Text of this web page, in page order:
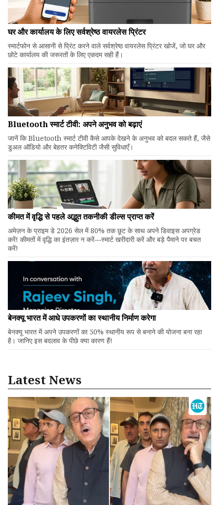
घर और कार्यालय के लिए सर्वश्रेष्ठ वायरलेस प्रिंटर
स्मार्टफोन से आसानी से प्रिंट करने वाले सर्वश्रेष्ठ वायरलेस प्रिंटर खोजें, जो घर और
छोटे कार्यालय की जरूरतों के लिए एकदम सही हैं।
Bluetooth स्मार्ट टीवी: अपने अनुभव को बढ़ाएं
जानें कि Bluetooth स्मार्ट टीवी कैसे आपके देखने के अनुभव को बदल सकते हैं, जैसे
डुअल ऑडियो और बेहतर कनेक्टिविटी जैसी सुविधाएँ।
कीमत में वृद्धि से पहले अद्भुत तकनीकी डील्स प्राप्त करें
अमेज़न के प्राइम डे 2026 सेल में 80% तक छूट के साथ अपने डिवाइस अपग्रेड
करें! कीमतों में वृद्धि का इंतज़ार न करें—स्मार्ट खरीदारी करें और बड़े पैमाने पर बचत
करें!
बेनक्यू भारत में आधे उपकरणों का स्थानीय निर्माण करेगा
बेनक्यू भारत में अपने उपकरणों का 50% स्थानीय रूप से बनाने की योजना बना रहा
है। जानिए इस बदलाव के पीछे क्या कारण हैं!
Latest News